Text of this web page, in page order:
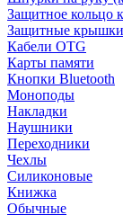
Защитное кольцо
Защитные крышки
Кабели OTG
Карты памяти
Кнопки Bluetooth
Моноподы
Накладки
Наушники
Переходники
Чехлы
Силиконовые
Книжка
Обычные